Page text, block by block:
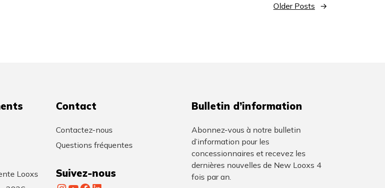
Older Posts →
Looxs
Contact
Contactez-nous
Questions fréquentes
Suivez-nous
Bulletin d’information
Abonnez-vous à notre bulletin
d’information pour les
concessionnaires et recevez les
dernières nouvelles de New Looxs 4
fois par an.